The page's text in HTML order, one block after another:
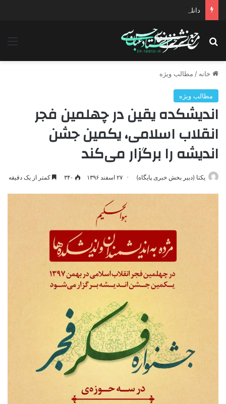
دانلود سخنرانی استاد حسن عباسی با موضوع چهار انتخاب ۱۴۰۰
جستجو برای
خانه / مطالب ویژه
مطالب ویژه
اندیشکده‌ یقین در چهلمین فجر
انقلاب اسلامی، یکمین جشن
اندیشه را برگزار می‌کند
یکتا (دبیر بخش خبری پایگاه) ۲۷ اسفند ۱۳۹۶ ۳۴۰ کمتر از یک دقیقه